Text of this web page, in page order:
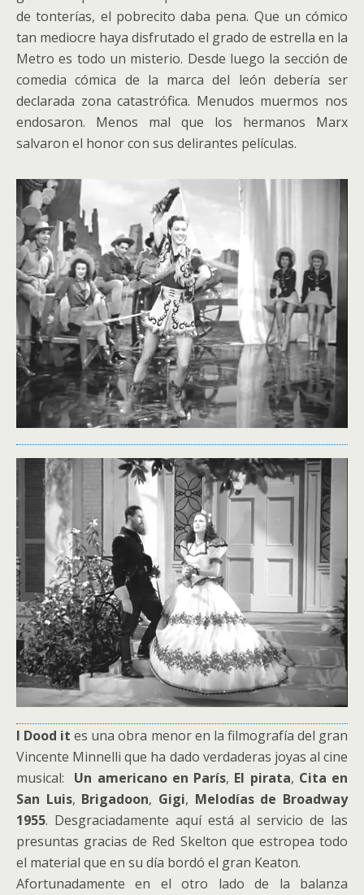
de tonterías, el pobrecito daba pena. Que un cómico
tan mediocre haya disfrutado el grado de estrella en la
Metro es todo un misterio. Desde luego la sección de
comedia cómica de la marca del león debería ser
declarada zona catastrófica. Menudos muermos nos
endosaron. Menos mal que los hermanos Marx
salvaron el honor con sus delirantes películas.
I Dood it es una obra menor en la filmografía del gran
Vincente Minnelli que ha dado verdaderas joyas al cine
musical: Un americano en París, El pirata, Cita en
San Luis, Brigadoon, Gigi, Melodías de Broadway
1955. Desgraciadamente aquí está al servicio de las
presuntas gracias de Red Skelton que estropea todo
el material que en su día bordó el gran Keaton.
Afortunadamente en el otro lado de la balanza